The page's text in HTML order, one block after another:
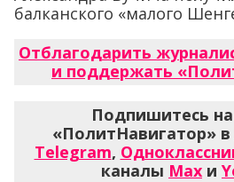
балканского «малого
Отблагодарить
и поддержать
Подпишитесь
«ПолитНавигатор» в
Telegram,
каналы Max и